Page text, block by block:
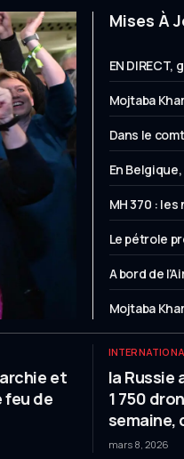
Mises À
EN
dernières
Mojtaba
de
Liban et à
Dans le
soutien
quelques
En
parlent
d’une
MH 370 :
l’avion
douze ans
Le pétrole
le baril par
A bord de
s’exprime
au sol en
Mojtaba
et
feu de
la Russie
1 750
semaine,
mars 8, 2026